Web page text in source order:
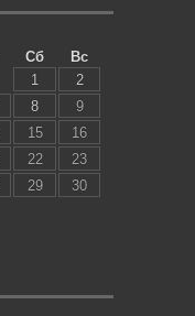
Сб
Вс
1
2
8
9
15
16
22
23
29
30